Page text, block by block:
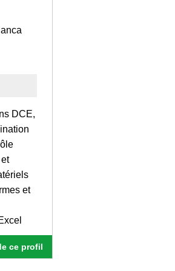
DCE,
et
ce profil